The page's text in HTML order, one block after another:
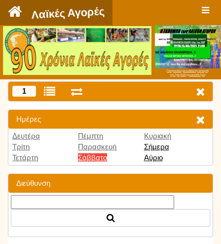
Λαϊκές Αγορές
Πατήστε εδώ για να δείτε την εκπομπή
την Τρίτη 9:00 μμ και κάθε Τρίτη
1
Ημέρες
Δευτέρα
Τρίτη
Τετάρτη
Πέμπτη
Παρασκευή
Σάββατο
Κυριακή
Σήμερα
Αύριο
Διεύθυνση